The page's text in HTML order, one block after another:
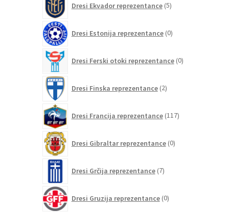
Dresi Ekvador reprezentance 5izdelkov
Dresi Estonija reprezentance 0izdelkov
Dresi Ferski otoki reprezentance 0izdelkov
Dresi Finska reprezentance 2izdelka
Dresi Francija reprezentance 117izdelkov
Dresi Gibraltar reprezentance 0izdelkov
Dresi Grčija reprezentance 7izdelkov
Dresi Gruzija reprezentance 0izdelkov